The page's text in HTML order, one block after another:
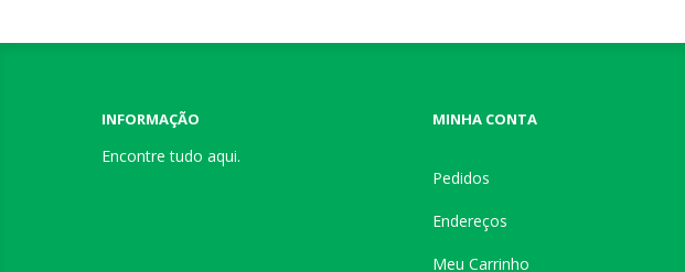
INFORMAÇÃO
Encontre tudo aqui.
MINHA CONTA
Pedidos
Endereços
Meu Carrinho